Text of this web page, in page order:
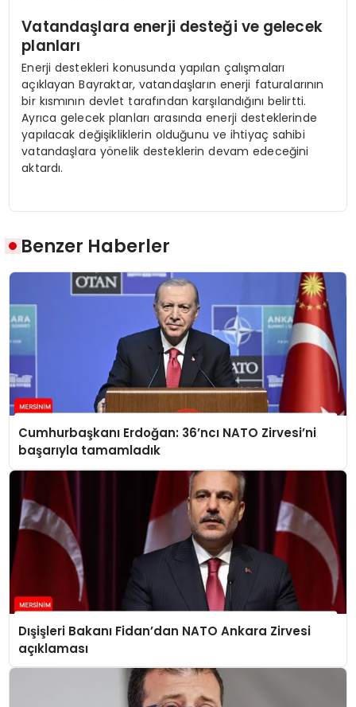
Vatandaşlara enerji desteği ve gelecek
planları
Enerji destekleri konusunda yapılan çalışmaları
açıklayan Bayraktar, vatandaşların enerji faturalarının
bir kısmının devlet tarafından karşılandığını belirtti.
Ayrıca gelecek planları arasında enerji desteklerinde
yapılacak değişikliklerin olduğunu ve ihtiyaç sahibi
vatandaşlara yönelik desteklerin devam edeceğini
aktardı.
Benzer Haberler
Cumhurbaşkanı Erdoğan: 36’ncı NATO Zirvesi’ni
başarıyla tamamladık
Dışişleri Bakanı Fidan’dan NATO Ankara Zirvesi
açıklaması